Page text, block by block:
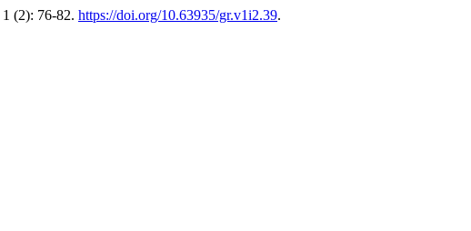
1 (2): 76-82. https://doi.org/10.63935/gr.v1i2.39.